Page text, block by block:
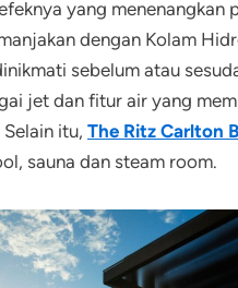
yang menenangkan
dengan Kolam
sebelum atau
jet dan fitur air yang
itu, The Ritz Carlton
sauna dan steam room.